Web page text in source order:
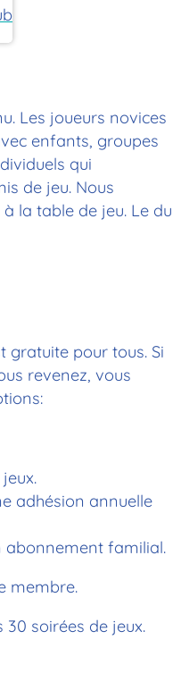
Les joueurs novices
enfants, groupes
qui
de jeu. Nous
la table de jeu. Le du
gratuite pour tous. Si
revenez, vous
adhésion annuelle
familial.
membre.
30 soirées de jeux.